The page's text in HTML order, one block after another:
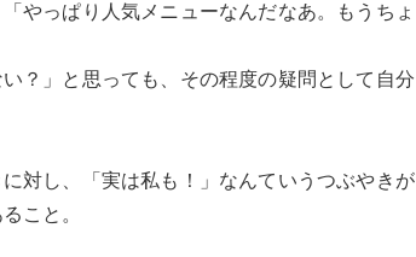
やっぱり人気メニューなんだなあ。もうちょ
？」と思っても、その程度の疑問として自分
対し、「実は私も！」なんていうつぶやきが
こと。